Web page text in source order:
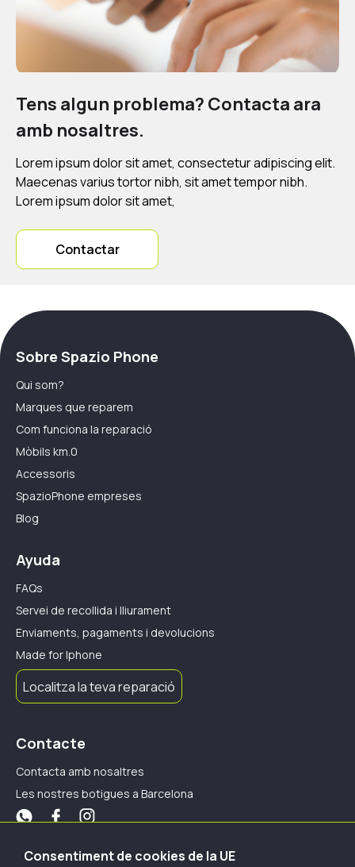
Tens algun problema? Contacta ara
amb nosaltres.
Lorem ipsum dolor sit amet, consectetur adipiscing elit.
Maecenas varius tortor nibh, sit amet tempor nibh.
Lorem ipsum dolor sit amet,
Contactar
Sobre Spazio Phone
Qui som?
Marques que reparem
Com funciona la reparació
Mòbils km.0
Accessoris
SpazioPhone empreses
Blog
Ayuda
FAQs
Servei de recollida i lliurament
Enviaments, pagaments i devolucions
Made for Iphone
Localitza la teva reparació
Contacte
Contacta amb nosaltres
Les nostres botigues a Barcelona
Els nostres mètodes de pagament
Consentiment de cookies de la UE